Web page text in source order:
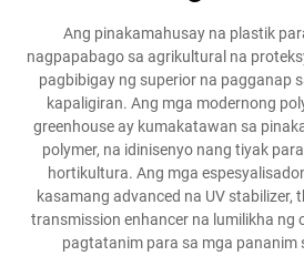
Ang pinakamahusay na plastik
nagpapabago sa agrikultural na
pagbibigay ng superior na pagganap
kapaligiran. Ang mga modernong
greenhouse ay kumakatawan sa
polymer, na idinisenyo nang tiyak
hortikultura. Ang mga
kasamang advanced na UV stabilizer,
transmission enhancer na lumilikha ng
pagtatanim para sa mga pananim